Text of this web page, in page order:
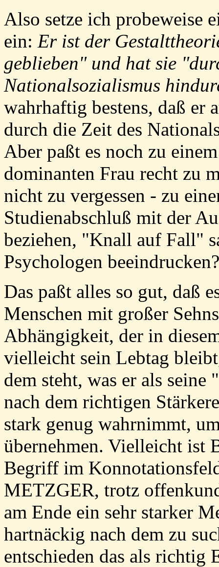
Also setze ich probeweise
ein: Er ist der
geblieben" und hat sie
Nationalsozialismus
wahrhaftig bestens, daß er
durch die Zeit des
Aber paßt es noch zu
dominanten Frau recht zu
nicht zu vergessen - zu
Studienabschluß mit der
beziehen, "Knall auf Fall"
Psychologen beeindrucken?
Das paßt alles so gut, daß
Menschen mit großer
Abhängigkeit, der in
vielleicht sein Lebtag
dem steht, was er als
nach dem richtigen
stark genug wahrnimmt,
übernehmen. Vielleicht ist
Begriff im
METZGER, trotz
am Ende ein sehr starker
hartnäckig nach dem zu
entschieden das als richtig